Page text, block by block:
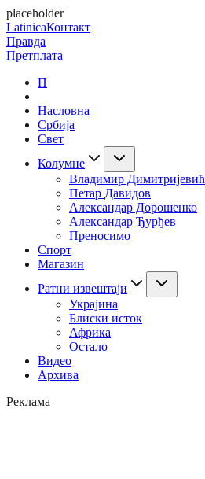
placeholder
LatinicaКонтакт
Правда
Претплата
П
Насловна
Србија
Свет
Колумне
Владимир Димитријевић
Петар Давидов
Александар Дорошенко
Александар Ђурђев
Преносимо
Спорт
Магазин
Ратни извештаји
Украјина
Блиски исток
Африка
Остало
Видео
Архива
Реклама